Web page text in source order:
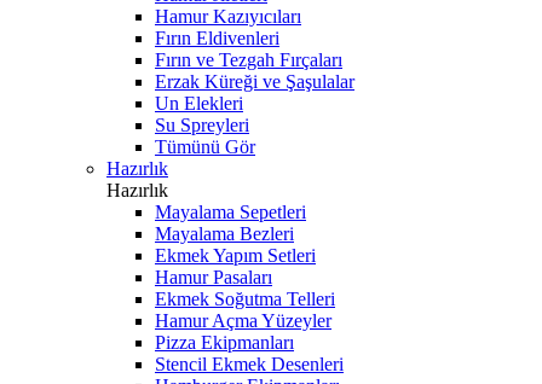
Hamur Kazıyıcıları
Fırın Eldivenleri
Fırın ve Tezgah Fırçaları
Erzak Küreği ve Şaşulalar
Un Elekleri
Su Spreyleri
Tümünü Gör
Hazırlık
Hazırlık
Mayalama Sepetleri
Mayalama Bezleri
Ekmek Yapım Setleri
Hamur Pasaları
Ekmek Soğutma Telleri
Hamur Açma Yüzeyler
Pizza Ekipmanları
Stencil Ekmek Desenleri